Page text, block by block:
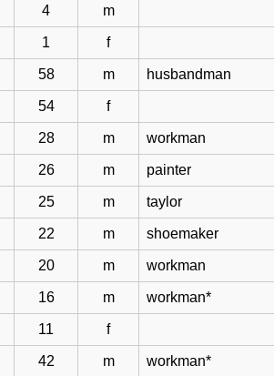
4 m
1 f
58 m husbandman
54 f
28 m workman
26 m painter
25 m taylor
22 m shoemaker
20 m workman
16 m workman*
11 f
42 m workman*